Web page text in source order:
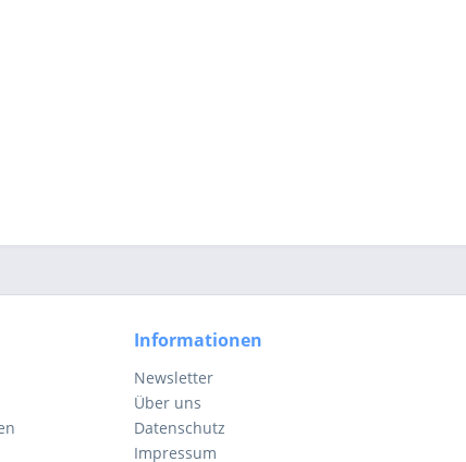
Informationen
Newsletter
Über uns
Datenschutz
Impressum